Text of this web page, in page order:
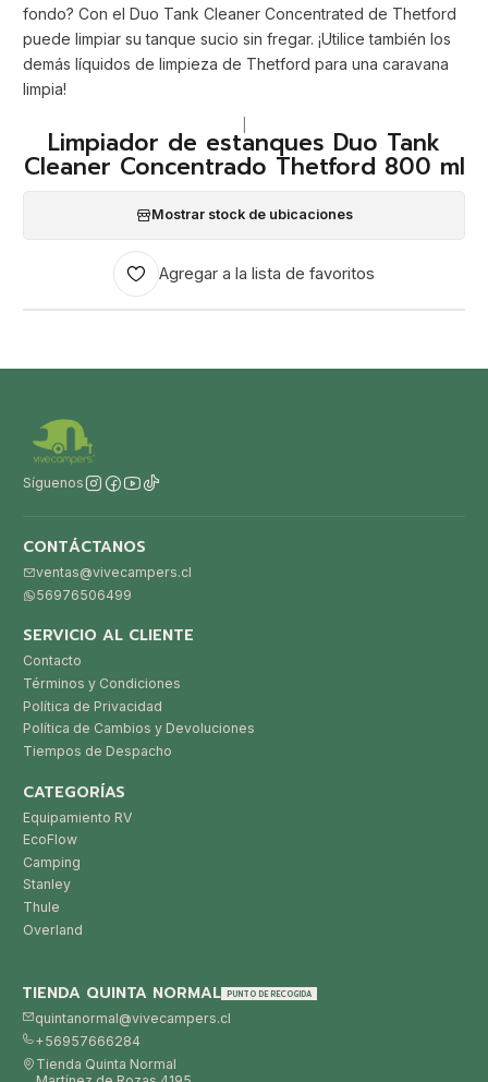
fondo? Con el Duo Tank Cleaner Concentrated de Thetford
puede limpiar su tanque sucio sin fregar. ¡Utilice también los
demás líquidos de limpieza de Thetford para una caravana
limpia!
Limpiador de estanques Duo Tank
Cleaner Concentrado Thetford 800 ml
Mostrar stock de ubicaciones
Agregar a la lista de favoritos
Síguenos
CONTÁCTANOS
ventas@vivecampers.cl
56976506499
SERVICIO AL CLIENTE
Contacto
Términos y Condiciones
Política de Privacidad
Política de Cambios y Devoluciones
Tiempos de Despacho
CATEGORÍAS
Equipamiento RV
EcoFlow
Camping
Stanley
Thule
Overland
TIENDA QUINTA NORMAL PUNTO DE RECOGIDA
quintanormal@vivecampers.cl
+56957666284
Tienda Quinta Normal